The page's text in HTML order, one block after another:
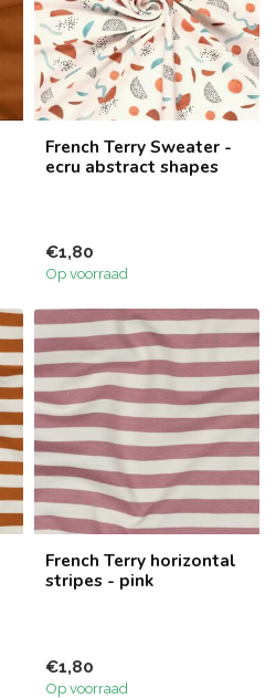
French Terry Sweater -
ecru abstract shapes
€1,80
Op voorraad
French Terry horizontal
stripes - pink
€1,80
Op voorraad